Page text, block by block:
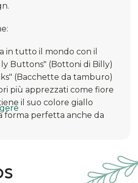
in tutto il mondo con il
Buttons" (Bottoni di Billy)
(Bacchette da tamburo)
più apprezzati come fiore
il suo colore giallo
forma perfetta anche da
formano la sfera perfetta
molto amata nelle